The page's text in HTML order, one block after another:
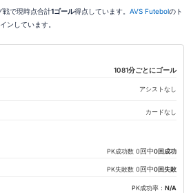
で現時点合計1ゴール得点しています。 AVS Futebolのト
ンしています。
1081分ごとにゴール
アシストなし
カードなし
PK成功数 0回中0回成功
PK失敗数 0 回中0回失敗
PK成功率：N/A